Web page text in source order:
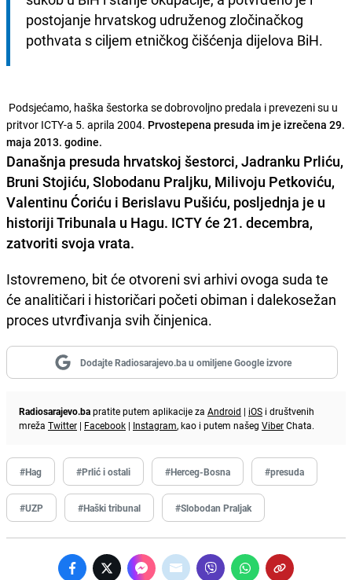
postojanje hrvatskog udruženog zločinačkog
pothvata s ciljem etničkog čišćenja dijelova BiH.
Podsjećamo, haška šestorka se dobrovoljno predala i prevezeni su u
pritvor ICTY-a 5. aprila 2004. Prvostepena presuda im je izrečena 29.
maja 2013. godine.
Današnja presuda hrvatskoj šestorci, Jadranku Prliću,
Bruni Stojiću, Slobodanu Praljku, Milivoju Petkoviću,
Valentinu Ćoriću i Berislavu Pušiću, posljednja je u
historiji Tribunala u Hagu. ICTY će 21. decembra,
zatvoriti svoja vrata.
Istovremeno, bit će otvoreni svi arhivi ovoga suda te
će analitičari i historičari početi obiman i dalekosežan
proces utvrđivanja svih činjenica.
Dodajte Radiosarajevo.ba u omiljene Google izvore
Radiosarajevo.bapratite putem aplikacije za Android | iOS i društvenih
mreža Twitter | Facebook | Instagram, kao i putem našeg ViberChata.
#Hag #Prlić i ostali #Herceg-Bosna #presuda
#UZP #Haški tribunal #Slobodan Praljak